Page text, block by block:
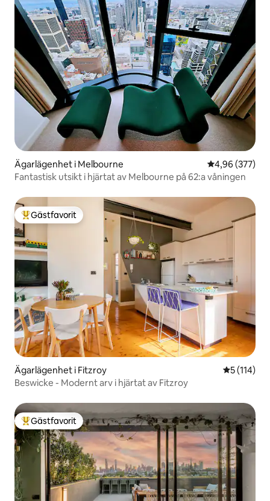
Ägarlägenhet i Melbourne 4,96 av 5 i
4,96 (377)
Fantastisk utsikt i hjärtat av Melbourne på 62:a våningen
Populär gästfavorit
Gästfavorit
Ägarlägenhet i Fitzroy 5 av 5 i
5 (114)
Beswicke - Modernt arv i hjärtat av Fitzroy
Populär gästfavorit
Gästfavorit